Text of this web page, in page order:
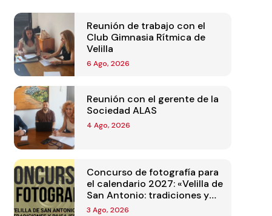
Reunión de trabajo con el
Club Gimnasia Rítmica de
Velilla
6 Ago, 2026
Reunión con el gerente de la
Sociedad ALAS
4 Ago, 2026
Concurso de fotografía para
el calendario 2027: «Velilla de
San Antonio: tradiciones y
paisajes»
3 Ago, 2026